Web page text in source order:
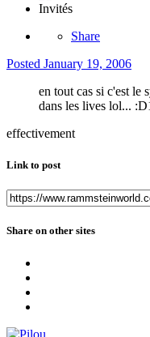
Invités
Share
Posted January 19, 2006
en tout cas si c'est le
dans les lives lol...
effectivement
Link to post
Share on other sites